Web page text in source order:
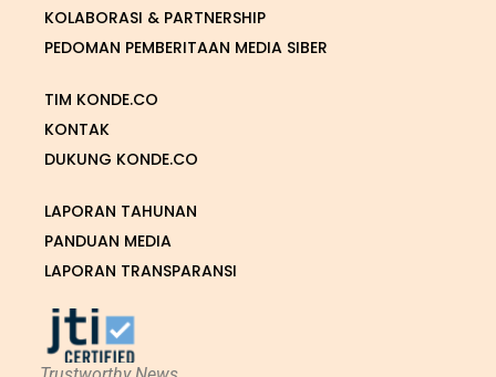
KOLABORASI & PARTNERSHIP
PEDOMAN PEMBERITAAN MEDIA SIBER
TIM KONDE.CO
KONTAK
DUKUNG KONDE.CO
LAPORAN TAHUNAN
PANDUAN MEDIA
LAPORAN TRANSPARANSI